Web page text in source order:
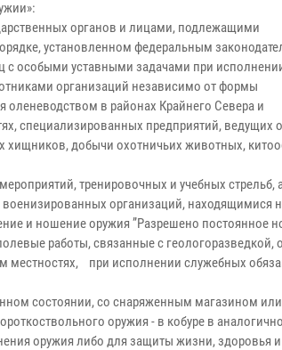
органов и лицами, подлежащими
установленном федеральным
с особыми уставными задачами при
организаций независимо от формы
в районах Крайнего Севера и
специализированных предприятий, ведущих
добычи охотничьих животных,
тренировочных и учебных стрельб,
организаций, находящимися
и ношение оружия ”Разрешено постоянное
работы, связанные с геологоразведкой,
местностях, при исполнении служебных
состоянии, со снаряженным магазином или
оружия - в кобуре в
оружия либо для защиты жизни, здоровья и